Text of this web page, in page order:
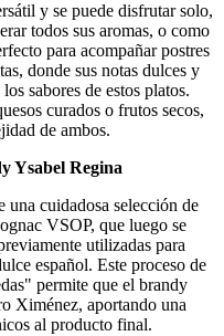
y se puede disfrutar solo,
todos sus aromas, o como
para acompañar postres
donde sus notas dulces y
sabores de estos platos.
curados o frutos secos,
de ambos.
Ysabel Regina
una cuidadosa selección de
VSOP, que luego se
utilizadas para
español. Este proceso de
permite que el brandy
Ximénez, aportando una
al producto final.